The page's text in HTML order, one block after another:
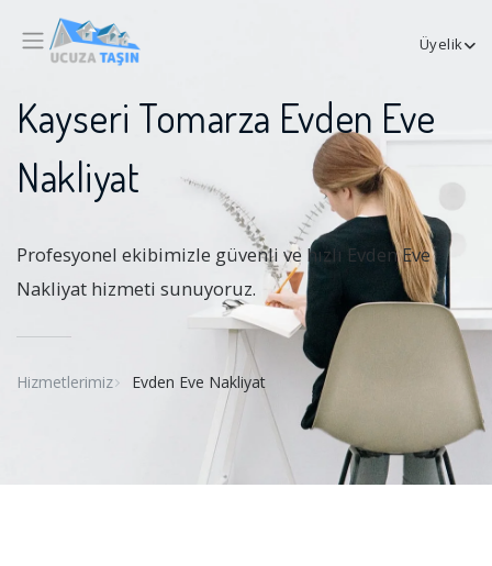
Üyelik
Kayseri Tomarza Evden Eve
Nakliyat
Profesyonel ekibimizle güvenli ve hızlı Evden Eve
Nakliyat hizmeti sunuyoruz.
Hizmetlerimiz Evden Eve Nakliyat